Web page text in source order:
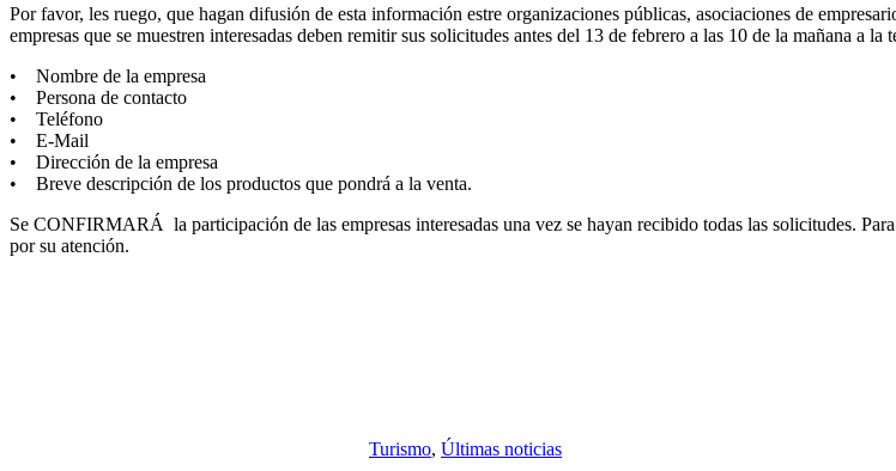
Por favor, les ruego, que hagan difusión de esta información estre organizaciones públicas, asociaciones de
empresas que se muestren interesadas deben remitir sus solicitudes antes del 13 de febrero a las 10 de la mañana a
• Nombre de la empresa
• Persona de contacto
• Teléfono
• E-Mail
• Dirección de la empresa
• Breve descripción de los productos que pondrá a la venta.
Se CONFIRMARÁ la participación de las empresas interesadas una vez se hayan recibido todas las solicitudes.
por su atención.
Turismo, Últimas noticias